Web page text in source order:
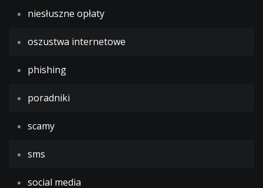
niesłuszne opłaty
oszustwa internetowe
phishing
poradniki
scamy
sms
social media